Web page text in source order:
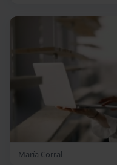
María Corral